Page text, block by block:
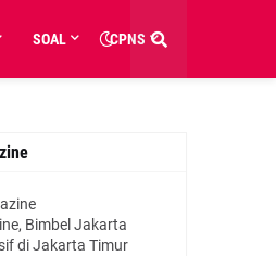
SOAL CPNS
Bimbel Jakarta
di Jakarta Timur